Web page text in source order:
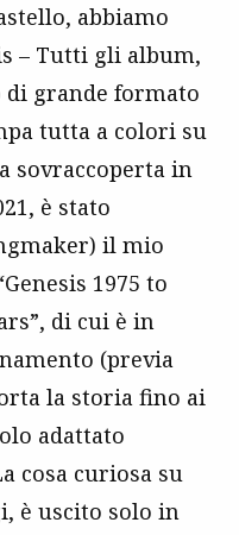
abbiamo
– Tutti gli album,
grande formato
tutta a colori su
sovraccoperta in
è stato
il mio
1975 to
di cui è in
(previa
la storia fino ai
adattato
cosa curiosa su
è uscito solo in